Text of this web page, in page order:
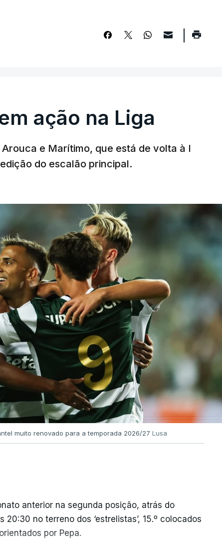
ação na Liga
e Marítimo, que está de volta à I
do escalão principal.
muito renovado para a temporada 2026/27 Lusa
anterior na segunda posição, atrás do
no terreno dos ‘estrelistas’, 15.º colocados
por Pepa.